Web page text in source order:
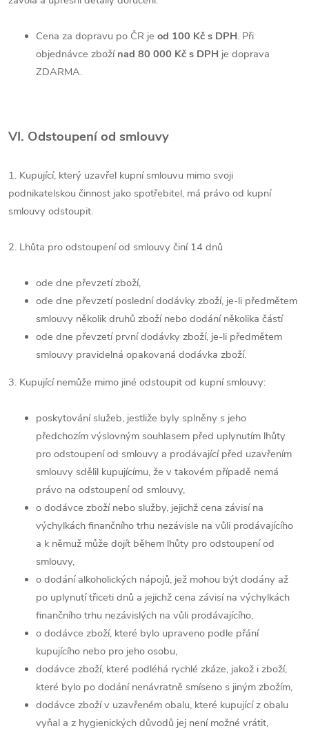
Cena za dopravu po ČR je od 100 Kč s DPH. Při
objednávce zboží nad 80 000 Kč s DPH je doprava
ZDARMA.
VI. Odstoupení od smlouvy
1. Kupující, který uzavřel kupní smlouvu mimo svoji
podnikatelskou činnost jako spotřebitel, má právo od kupní
smlouvy odstoupit.
2. Lhůta pro odstoupení od smlouvy činí 14 dnů
ode dne převzetí zboží,
ode dne převzetí poslední dodávky zboží, je-li předmětem
smlouvy několik druhů zboží nebo dodání několika částí
ode dne převzetí první dodávky zboží, je-li předmětem
smlouvy pravidelná opakovaná dodávka zboží.
3. Kupující nemůže mimo jiné odstoupit od kupní smlouvy:
poskytování služeb, jestliže byly splněny s jeho
předchozím výslovným souhlasem před uplynutím lhůty
pro odstoupení od smlouvy a prodávající před uzavřením
smlouvy sdělil kupujícímu, že v takovém případě nemá
právo na odstoupení od smlouvy,
o dodávce zboží nebo služby, jejichž cena závisí na
výchylkách finančního trhu nezávisle na vůli prodávajícího
a k němuž může dojít během lhůty pro odstoupení od
smlouvy,
o dodání alkoholických nápojů, jež mohou být dodány až
po uplynutí třiceti dnů a jejichž cena závisí na výchylkách
finančního trhu nezávislých na vůli prodávajícího,
o dodávce zboží, které bylo upraveno podle přání
kupujícího nebo pro jeho osobu,
dodávce zboží, které podléhá rychlé zkáze, jakož i zboží,
které bylo po dodání nenávratně smíseno s jiným zbožím,
dodávce zboží v uzavřeném obalu, které kupující z obalu
vyňal a z hygienických důvodů jej není možné vrátit,